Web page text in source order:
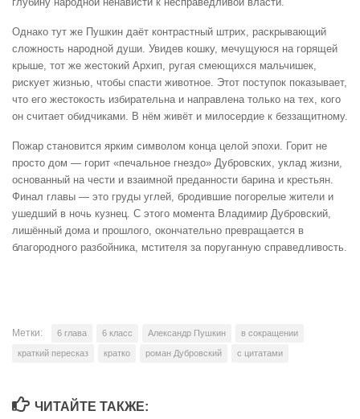
Однако тут же Пушкин даёт контрастный штрих, раскрывающий
сложность народной души. Увидев кошку, мечущуюся на горящей
крыше, тот же жестокий Архип, ругая смеющихся мальчишек,
рискует жизнью, чтобы спасти животное. Этот поступок показывает,
что его жестокость избирательна и направлена только на тех, кого
он считает обидчиками. В нём живёт и милосердие к беззащитному.
Пожар становится ярким символом конца целой эпохи. Горит не
просто дом — горит «печальное гнездо» Дубровских, уклад жизни,
основанный на чести и взаимной преданности барина и крестьян.
Финал главы — это груды углей, бродившие погорелые жители и
ушедший в ночь кузнец. С этого момента Владимир Дубровский,
лишённый дома и прошлого, окончательно превращается в
благородного разбойника, мстителя за поруганную справедливость.
Метки: 6 глава 6 класс Александр Пушкин в сокращении
краткий пересказ кратко роман Дубровский с цитатами
ЧИТАЙТЕ ТАКЖЕ: